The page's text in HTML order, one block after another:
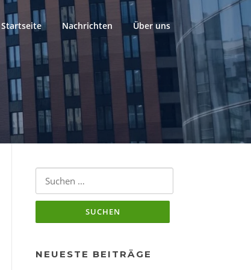
Startseite Nachrichten Über uns
Suchen
NEUESTE BEITRÄGE